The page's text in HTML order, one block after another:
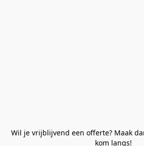
Wil je vrijblijvend een offerte? Maak
kom langs!